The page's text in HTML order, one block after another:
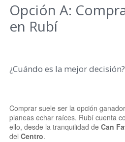
Opción A:
en Rubí
¿Cuándo es la mejor decisión?
Comprar suele ser la opción
planeas echar raíces. Rubí cuenta
ello, desde la tranquilidad de Can
del Centro.